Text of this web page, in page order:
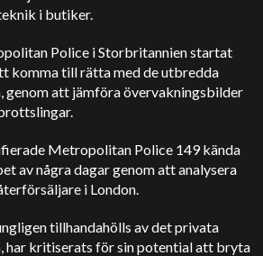
i butiker.
Police i Storbritannien startat
komma till rätta med de utbredda
genom att jämföra övervakningsbilder
Metropolitan Police 149 kända
av några dagar genom att analysera
i London.
tillhandahölls av det privata
har kritiserats för sin potential att bryta